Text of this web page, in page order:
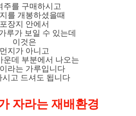
주를 구매하시고
를 개봉하셨을때
포장지 안에서
루가 보일 수 있는데
이것은
먼지가 아니고
운데 부분에서 나오는
라는 가루입니다
시고 드셔도 됩니다
자라는 재배환경